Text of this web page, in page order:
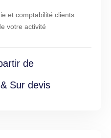
et comptabilité clients
votre activité
de
Sur devis